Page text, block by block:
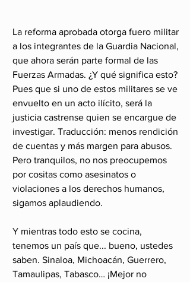
La reforma aprobada otorga fuero militar
a los integrantes de la Guardia Nacional,
que ahora serán parte formal de las
Fuerzas Armadas. ¿Y qué significa esto?
Pues que si uno de estos militares se ve
envuelto en un acto ilícito, será la
justicia castrense quien se encargue de
investigar. Traducción: menos rendición
de cuentas y más margen para abusos.
Pero tranquilos, no nos preocupemos
por cositas como asesinatos o
violaciones a los derechos humanos,
sigamos aplaudiendo.
Y mientras todo esto se cocina,
tenemos un país que... bueno, ustedes
saben. Sinaloa, Michoacán, Guerrero,
Tamaulipas, Tabasco… ¡Mejor no